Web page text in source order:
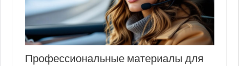
Профессиональные материалы для